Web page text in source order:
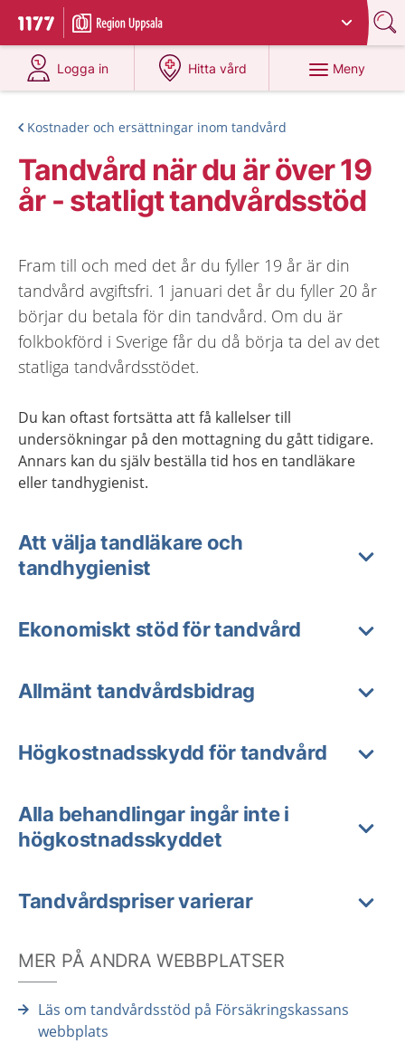
Till startsidan för 1177
Du har valt region
Logga in
på 1177.se
Hitta vård
på 1177.se
Meny
Kostnader och ersättningar inom tandvård
Tandvård när du är över 19
år - statligt tandvårdsstöd
Fram till och med det år du fyller 19 år är din
tandvård avgiftsfri. 1 januari det år du fyller 20 år
börjar du betala för din tandvård. Om du är
folkbokförd i Sverige får du då börja ta del av det
statliga tandvårdsstödet.
Du kan oftast fortsätta att få kallelser till
undersökningar på den mottagning du gått tidigare.
Annars kan du själv beställa tid hos en tandläkare
eller tandhygienist.
Att välja tandläkare och
tandhygienist
Ekonomiskt stöd för tandvård
Allmänt tandvårdsbidrag
Högkostnadsskydd för tandvård
Alla behandlingar ingår inte i
högkostnadsskyddet
Tandvårdspriser varierar
MER PÅ ANDRA WEBBPLATSER
Läs om tandvårdsstöd på Försäkringskassans
webbplats